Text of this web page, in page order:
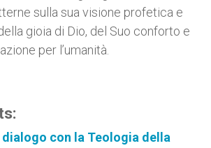
sulla sua visione profetica e
gioia di Dio, del Suo conforto e
per l’umanità.
dialogo con la Teologia della